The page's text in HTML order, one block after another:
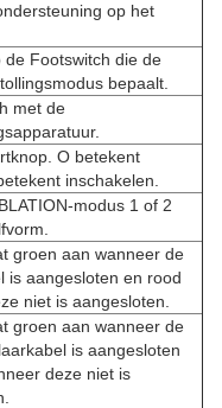
op het
de Footswitch die de
bepaalt.
met de
O betekent
betekent inschakelen.
modus 1 of 2
groen aan wanneer de
is aangesloten en rood
niet is aangesloten.
groen aan wanneer de
is aangesloten
deze niet is